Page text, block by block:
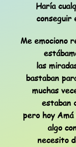
Haría
conseguir
Me emociono
las
bastaban
muchas
estaban
pero hoy
algo
necesito